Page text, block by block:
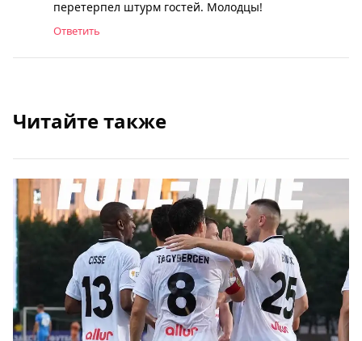
перетерпел штурм гостей. Молодцы!
Ответить
Читайте также